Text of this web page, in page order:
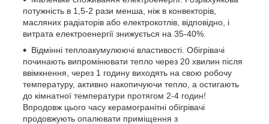
потужність в 1,5-2 рази менша, ніж в конвекторів,
масляних радіаторів або електрокотлів, відповідно, і
витрата електроенергії знижується на 35-40%.
Відмінні теплоакумулюючі властивості. Обігрівачі
починають випромінювати тепло через 20 хвилин після
ввімкнення, через 1 годину виходять на свою робочу
температуру, активно накопичуючи тепло, а остигають
до кімнатної температури протягом 2-4 годин!
Впродовж цього часу керамогранітні обігрівачі
продовжують опалювати приміщення з